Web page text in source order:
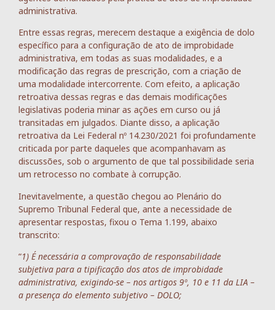
administrativa.
Entre essas regras, merecem destaque a exigência de dolo
específico para a configuração de ato de improbidade
administrativa, em todas as suas modalidades, e a
modificação das regras de prescrição, com a criação de
uma modalidade intercorrente. Com efeito, a aplicação
retroativa dessas regras e das demais modificações
legislativas poderia minar as ações em curso ou já
transitadas em julgados. Diante disso, a aplicação
retroativa da Lei Federal nº 14.230/2021 foi profundamente
criticada por parte daqueles que acompanhavam as
discussões, sob o argumento de que tal possibilidade seria
um retrocesso no combate à corrupção.
Inevitavelmente, a questão chegou ao Plenário do
Supremo Tribunal Federal que, ante a necessidade de
apresentar respostas, fixou o Tema 1.199, abaixo
transcrito:
“1) É necessária a comprovação de responsabilidade
subjetiva para a tipificação dos atos de improbidade
administrativa, exigindo-se – nos artigos 9º, 10 e 11 da LIA –
a presença do elemento subjetivo – DOLO;